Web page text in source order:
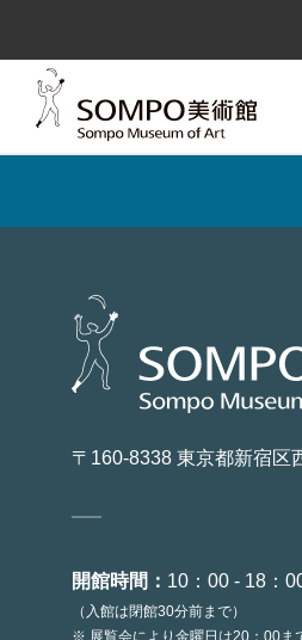
ン
ッ
〒160-8338 東京都新宿区
開館時間： 10：00 - 18：
（入館は閉館30分前まで）
※ 展覧会により金曜日は20：00ま